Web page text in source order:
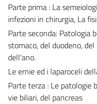
Parte prima : La
infezioni in chirurgia, La
Parte seconda: Patologia
stomaco, del duodeno,
dell'ano.
Le ernie ed i laparoceli
Parte terza : Le patologie
vie biliari, del pancreas